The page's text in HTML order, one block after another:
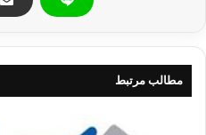
و درود و سلام خداوند بر شما
بدون شک، بودن در کنار قرآن،
مطالب مرتبط